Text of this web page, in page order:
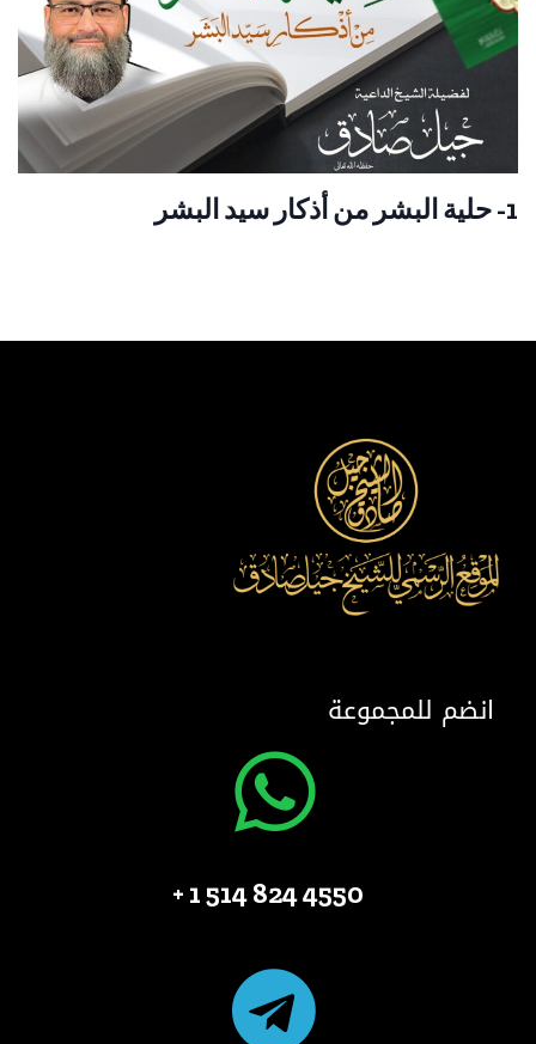
1- حلية البشر من أذكار سيد البشر
انضم للمجموعة
4550 824 514 1 +